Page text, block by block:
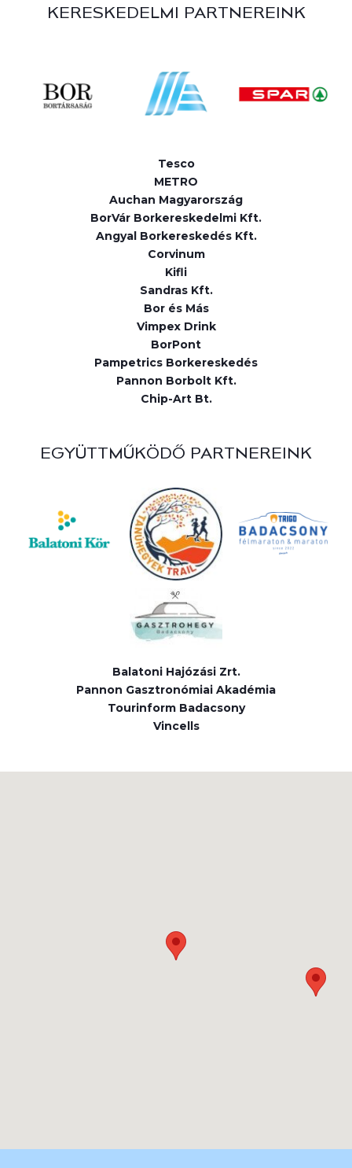
KERESKEDELMI PARTNEREINK
Tesco
METRO
Auchan Magyarország
BorVár Borkereskedelmi Kft.
Angyal Borkereskedés Kft.
Corvinum
Kifli
Sandras Kft.
Bor és Más
Vimpex Drink
BorPont
Pampetrics Borkereskedés
Pannon Borbolt Kft.
Chip-Art Bt.
EGYÜTTMŰKÖDŐ PARTNEREINK
Balatoni Hajózási Zrt.
Pannon Gasztronómiai Akadémia
Tourinform Badacsony
Vincells